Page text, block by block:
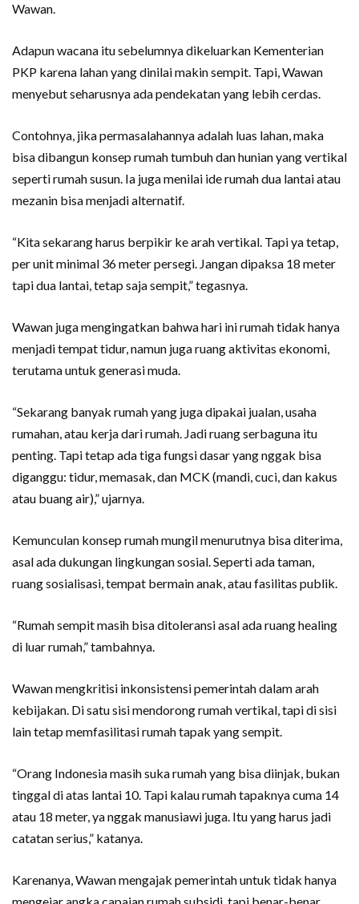
Wawan.
Adapun wacana itu sebelumnya dikeluarkan Kementerian
PKP karena lahan yang dinilai makin sempit. Tapi, Wawan
menyebut seharusnya ada pendekatan yang lebih cerdas.
Contohnya, jika permasalahannya adalah luas lahan, maka
bisa dibangun konsep rumah tumbuh dan hunian yang vertikal
seperti rumah susun. Ia juga menilai ide rumah dua lantai atau
mezanin bisa menjadi alternatif.
“Kita sekarang harus berpikir ke arah vertikal. Tapi ya tetap,
per unit minimal 36 meter persegi. Jangan dipaksa 18 meter
tapi dua lantai, tetap saja sempit,” tegasnya.
Wawan juga mengingatkan bahwa hari ini rumah tidak hanya
menjadi tempat tidur, namun juga ruang aktivitas ekonomi,
terutama untuk generasi muda.
“Sekarang banyak rumah yang juga dipakai jualan, usaha
rumahan, atau kerja dari rumah. Jadi ruang serbaguna itu
penting. Tapi tetap ada tiga fungsi dasar yang nggak bisa
diganggu: tidur, memasak, dan MCK (mandi, cuci, dan kakus
atau buang air),” ujarnya.
Kemunculan konsep rumah mungil menurutnya bisa diterima,
asal ada dukungan lingkungan sosial. Seperti ada taman,
ruang sosialisasi, tempat bermain anak, atau fasilitas publik.
“Rumah sempit masih bisa ditoleransi asal ada ruang healing
di luar rumah,” tambahnya.
Wawan mengkritisi inkonsistensi pemerintah dalam arah
kebijakan. Di satu sisi mendorong rumah vertikal, tapi di sisi
lain tetap memfasilitasi rumah tapak yang sempit.
“Orang Indonesia masih suka rumah yang bisa diinjak, bukan
tinggal di atas lantai 10. Tapi kalau rumah tapaknya cuma 14
atau 18 meter, ya nggak manusiawi juga. Itu yang harus jadi
catatan serius,” katanya.
Karenanya, Wawan mengajak pemerintah untuk tidak hanya